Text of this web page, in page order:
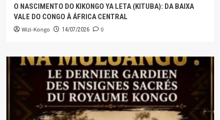
O NASCIMENTO DO KIKONGO YA LETA (KITUBA): DA BAIXA
VALE DO CONGO À ÁFRICA CENTRAL
Wizi-Kongo 14/07/2026 0